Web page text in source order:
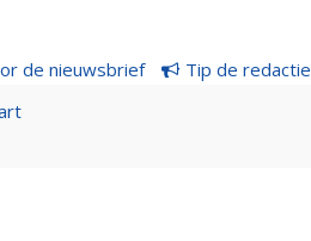
de nieuwsbrief
Tip de redactie